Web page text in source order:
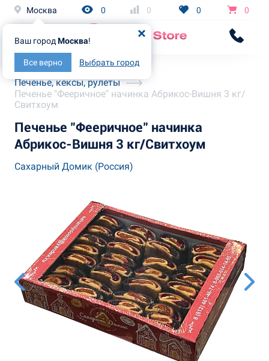
Москва
Ваш город Москва!
Все верно Выбрать город
0 0 0 0
Главная
Каталог
Печенье, кексы, рулеты
Печенье "Фееричное" начинка Абрикос-Вишня 3 кг/
Свитхоум
Печенье "Фееричное" начинка
Абрикос-Вишня 3 кг/Свитхоум
Сахарный Домик (Россия)